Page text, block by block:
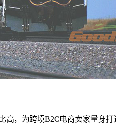
，为跨境B2C电商卖家量身